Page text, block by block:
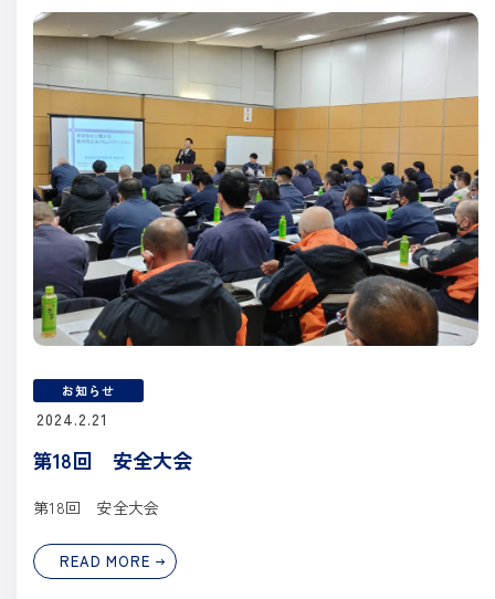
お知らせ
2024.2.21
第18回 安全大会
第18回 安全大会
READ MORE